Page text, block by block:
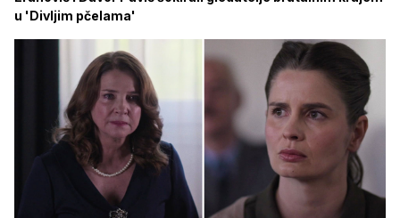
u 'Divljim pčelama'